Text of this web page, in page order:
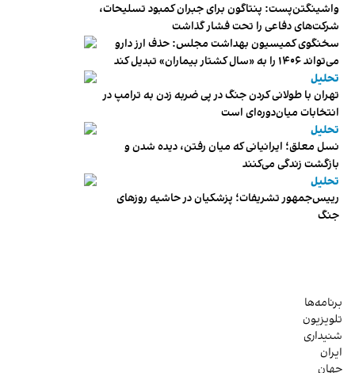
واشینگتن‌پست: پنتاگون برای جبران کمبود تسلیحات،
شرکت‌های دفاعی را تحت فشار گذاشت
سخنگوی کمیسیون بهداشت مجلس: حذف ارز دارو
می‌تواند ۱۴۰۶ را به «سال کشتار بیماران» تبدیل کند
تحلیل
تهران با طولانی کردن جنگ در پی ضربه زدن به ترامپ در
انتخابات میان‌دوره‌ای است
تحلیل
نسل معلق؛ ایرانیانی که میان رفتن، دیده شدن و
بازگشت زندگی می‌کنند
تحلیل
رییس‌جمهور تشریفات؛ پزشکیان در حاشیه روزهای
جنگ
برنامه‌ها
تلویزیون
شنیداری
ایران